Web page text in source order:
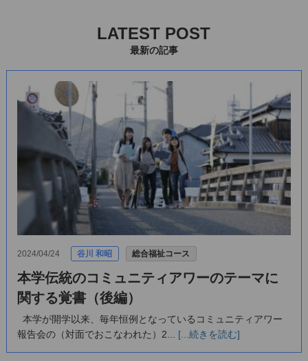
LATEST POST
最新の記事
2024/04/24 谷川 和昭 総合福祉コース
本学伝統のコミュニティアワーのテーマに
関する覚書（後編）
本学が開学以来、毎年恒例となっているコミュニティアワー
報告会の（対面でおこなわれた）2... [...続きを読む]